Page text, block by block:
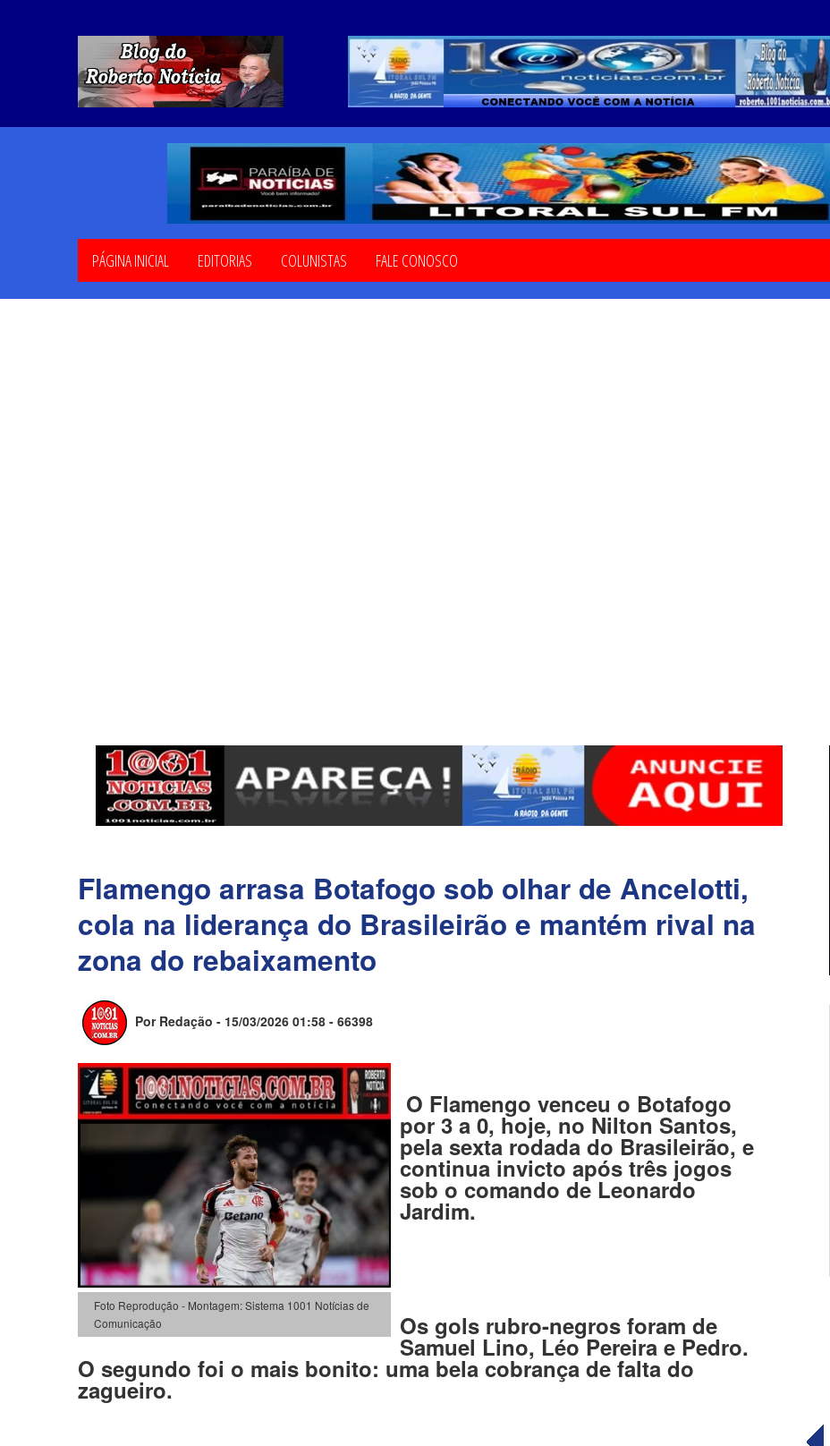
PÁGINA INICIAL EDITORIAS COLUNISTAS FALE CONOSCO
Flamengo arrasa Botafogo sob olhar de Ancelotti,
cola na liderança do Brasileirão e mantém rival na
zona do rebaixamento
Por Redação - 15/03/2026 01:58 - 66398
Foto Reprodução - Montagem: Sistema 1001 Notícias de
Comunicação
O Flamengo venceu o Botafogo
por 3 a 0, hoje, no Nilton Santos,
pela sexta rodada do Brasileirão, e
continua invicto após três jogos
sob o comando de Leonardo
Jardim.
Os gols rubro-negros foram de
Samuel Lino, Léo Pereira e Pedro.
O segundo foi o mais bonito: uma bela cobrança de falta do
zagueiro.